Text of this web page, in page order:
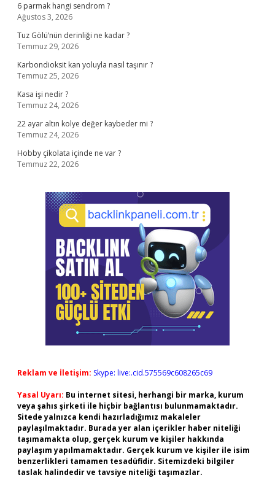
6 parmak hangi sendrom ?
Ağustos 3, 2026
Tuz Gölü’nün derinliği ne kadar ?
Temmuz 29, 2026
Karbondioksit kan yoluyla nasıl taşınır ?
Temmuz 25, 2026
Kasa işi nedir ?
Temmuz 24, 2026
22 ayar altın kolye değer kaybeder mi ?
Temmuz 24, 2026
Hobby çikolata içinde ne var ?
Temmuz 22, 2026
Reklam ve İletişim: Skype: live:.cid.575569c608265c69
Yasal Uyarı: Bu internet sitesi, herhangi bir marka, kurum
veya şahıs şirketi ile hiçbir bağlantısı bulunmamaktadır.
Sitede yalnızca kendi hazırladığımız makaleler
paylaşılmaktadır. Burada yer alan içerikler haber niteliği
taşımamakta olup, gerçek kurum ve kişiler hakkında
paylaşım yapılmamaktadır. Gerçek kurum ve kişiler ile isim
benzerlikleri tamamen tesadüfidir. Sitemizdeki bilgiler
taslak halindedir ve tavsiye niteliği taşımazlar.